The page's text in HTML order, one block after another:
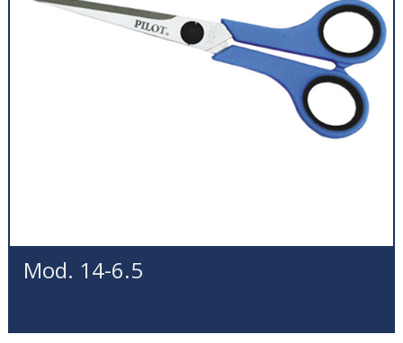
Mod. 14-6.5